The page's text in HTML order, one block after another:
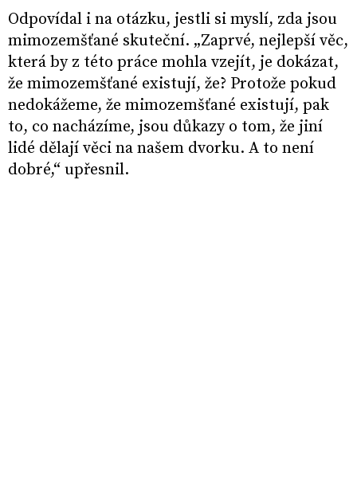
Odpovídal i na otázku, jestli si myslí, zda jsou
mimozemšťané skuteční. „Zaprvé, nejlepší věc,
která by z této práce mohla vzejít, je dokázat,
že mimozemšťané existují, že? Protože pokud
nedokážeme, že mimozemšťané existují, pak
to, co nacházíme, jsou důkazy o tom, že jiní
lidé dělají věci na našem dvorku. A to není
dobré,“ upřesnil.